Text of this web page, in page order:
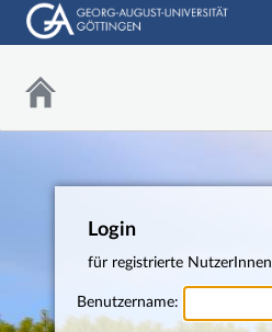
Login
für registrierte NutzerInnen
Benutzername: